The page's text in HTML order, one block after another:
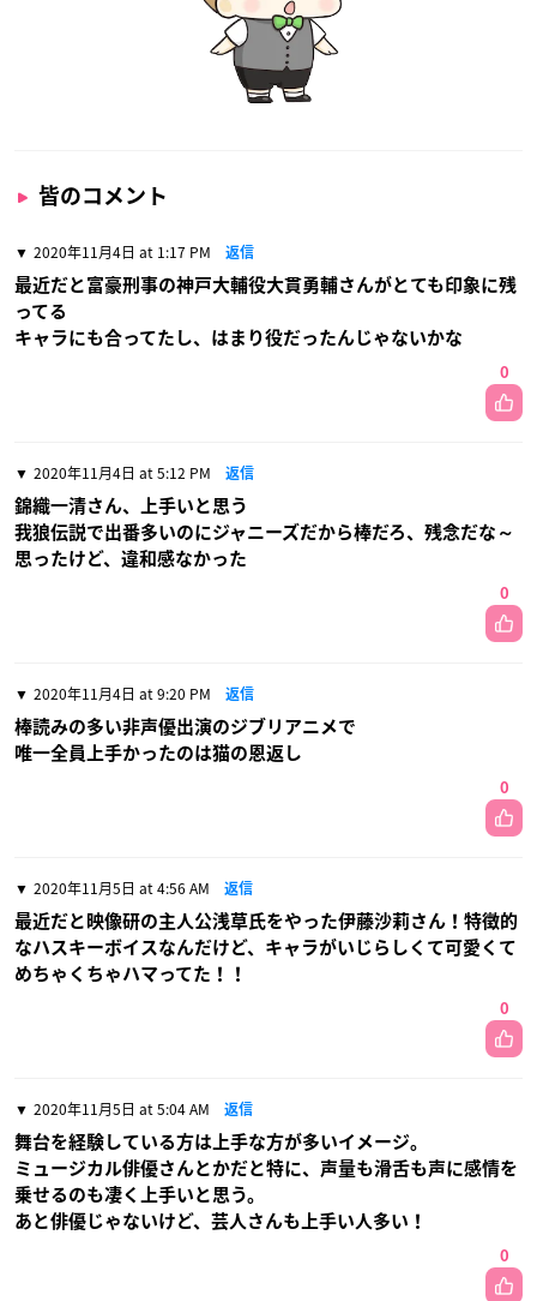
皆のコメント
2020年11月4日 at 1:17 PM 返信
最近だと富豪刑事の神戸大輔役大貫勇輔さんがとても印象に残
ってる
キャラにも合ってたし、はまり役だったんじゃないかな
0
2020年11月4日 at 5:12 PM 返信
錦織一清さん、上手いと思う
我狼伝説で出番多いのにジャニーズだから棒だろ、残念だな～
思ったけど、違和感なかった
0
2020年11月4日 at 9:20 PM 返信
棒読みの多い非声優出演のジブリアニメで
唯一全員上手かったのは猫の恩返し
0
2020年11月5日 at 4:56 AM 返信
最近だと映像研の主人公浅草氏をやった伊藤沙莉さん！特徴的
なハスキーボイスなんだけど、キャラがいじらしくて可愛くて
めちゃくちゃハマってた！！
0
2020年11月5日 at 5:04 AM 返信
舞台を経験している方は上手な方が多いイメージ。
ミュージカル俳優さんとかだと特に、声量も滑舌も声に感情を
乗せるのも凄く上手いと思う。
あと俳優じゃないけど、芸人さんも上手い人多い！
0